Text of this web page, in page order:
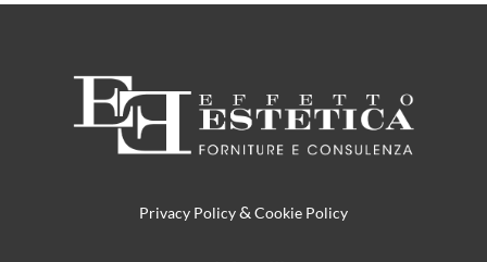
Privacy Policy& Cookie Policy